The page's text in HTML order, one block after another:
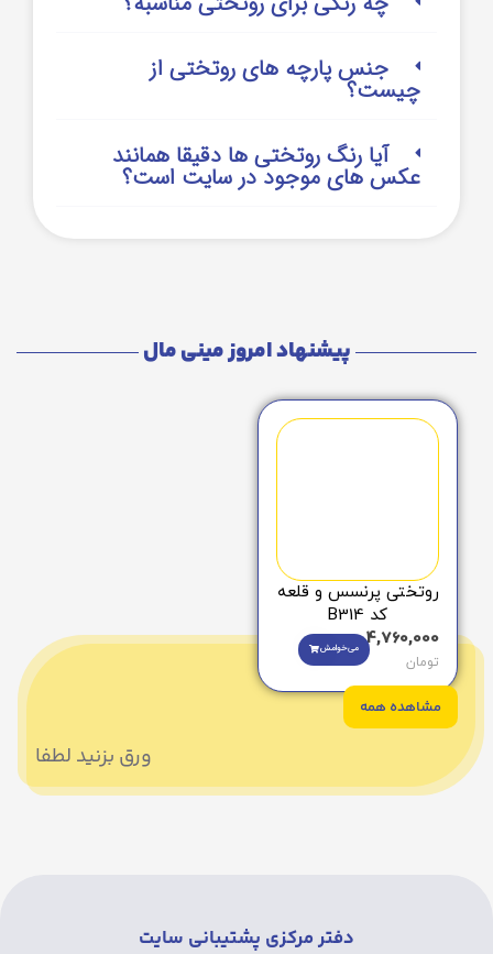
جنس پارچه های روتختی از
چیست؟
آیا رنگ روتختی ها دقیقا همانند
عکس های موجود در سایت است؟
پیشنهاد امروز مینی مال
روتختی پرنسس و قلعه
کد B314
4,760,000
تومان
می‌خوامش
مشاهده همه
ورق بزنید لطفا
دفتر مرکزی پشتیبانی سایت